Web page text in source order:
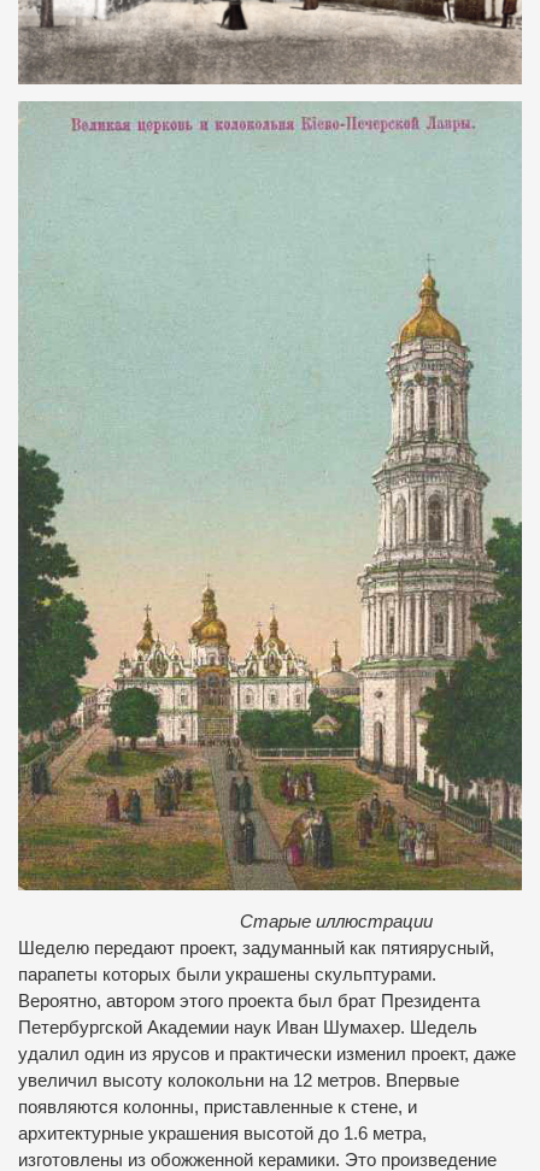
Старые иллюстрации
Шеделю передают проект, задуманный как пятиярусный,
парапеты которых были украшены скульптурами.
Вероятно, автором этого проекта был брат Президента
Петербургской Академии наук Иван Шумахер. Шедель
удалил один из ярусов и практически изменил проект, даже
увеличил высоту колокольни на 12 метров. Впервые
появляются колонны, приставленные к стене, и
архитектурные украшения высотой до 1.6 метра,
изготовлены из обожженной керамики. Это произведение